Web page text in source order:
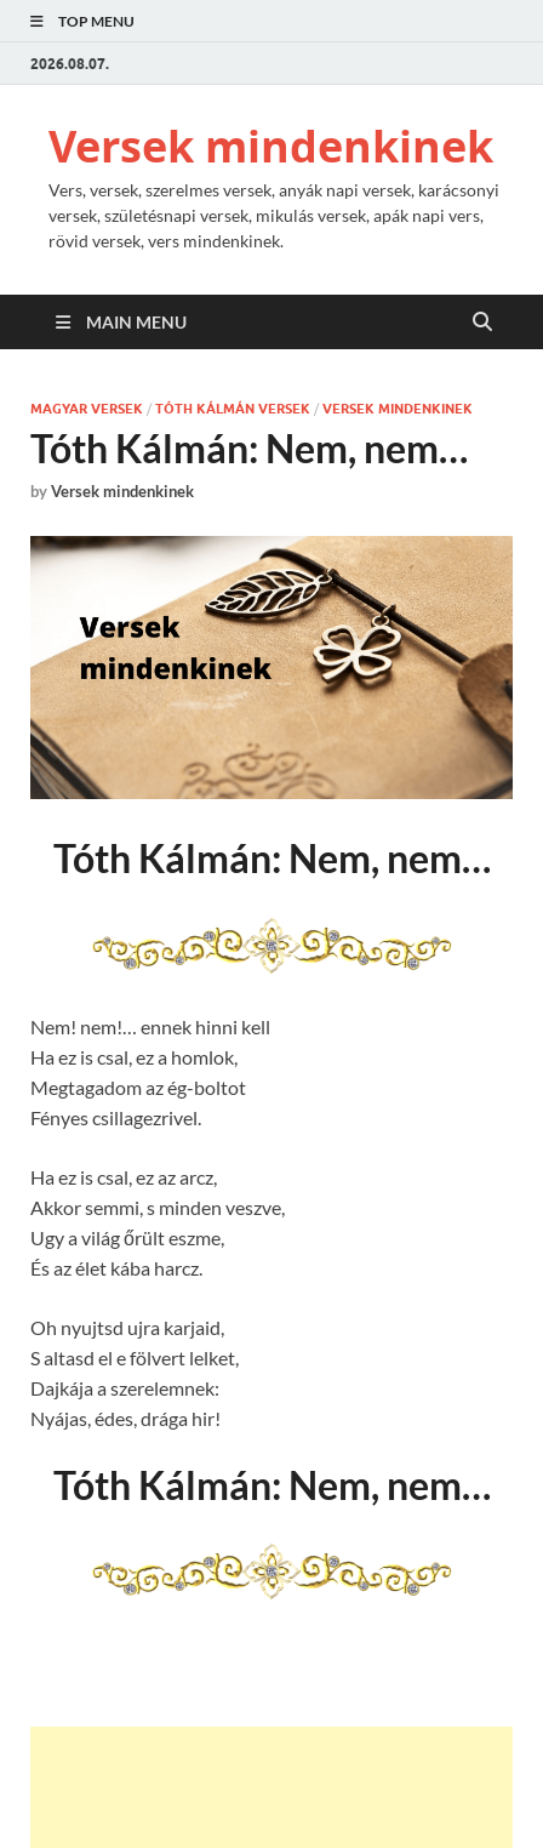
TOP MENU
2026.08.07.
Versek mindenkinek
Vers, versek, szerelmes versek, anyák napi versek, karácsonyi
versek, születésnapi versek, mikulás versek, apák napi vers,
rövid versek, vers mindenkinek.
MAIN MENU
MAGYAR VERSEK / TÓTH KÁLMÁN VERSEK / VERSEK MINDENKINEK
Tóth Kálmán: Nem, nem…
byVersek mindenkinek
Tóth Kálmán: Nem, nem…
Nem! nem!… ennek hinni kell
Ha ez is csal, ez a homlok,
Megtagadom az ég-boltot
Fényes csillagezrivel.
Ha ez is csal, ez az arcz,
Akkor semmi, s minden veszve,
Ugy a világ őrült eszme,
És az élet kába harcz.
Oh nyujtsd ujra karjaid,
S altasd el e fölvert lelket,
Dajkája a szerelemnek:
Nyájas, édes, drága hir!
Tóth Kálmán: Nem, nem…